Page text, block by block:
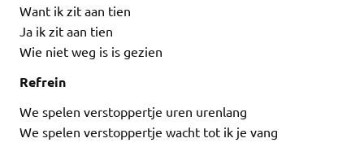
Want ik zit aan tien
Ja ik zit aan tien
Wie niet weg is is gezien
Refrein
We spelen verstoppertje uren urenlang
We spelen verstoppertje wacht tot ik je vang